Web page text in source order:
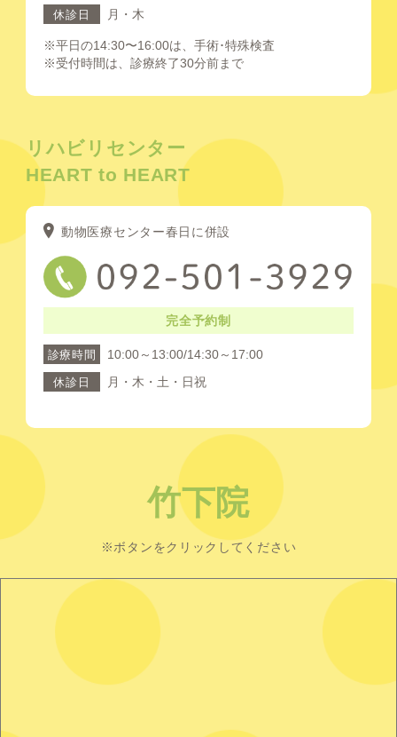
休診日 月・木
※平日の14:30〜16:00は、手術･特殊検査
※受付時間は、診療終了30分前まで
リハビリセンター
HEART to HEART
動物医療センター春日に併設
完全予約制
診療時間 10:00～13:00/14:30～17:00
休診日 月・木・土・日祝
竹下院
※ボタンをクリックしてください